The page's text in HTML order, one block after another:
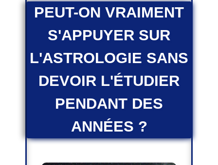
PEUT-ON VRAIMENT
S'APPUYER SUR
L'ASTROLOGIE SANS
DEVOIR L'ÉTUDIER
PENDANT DES
ANNÉES ?